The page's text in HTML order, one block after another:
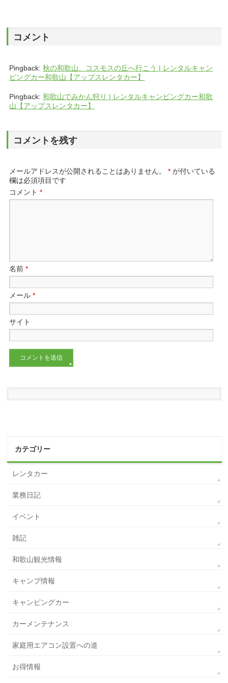
コメント
Pingback:秋の和歌山、コスモスの丘へ行こう | レンタルキャン
ピングカー和歌山【アップスレンタカー】
Pingback:和歌山でみかん狩り | レンタルキャンピングカー和歌
山【アップスレンタカー】
コメントを残す
メールアドレスが公開されることはありません。 * が付いている
欄は必須項目です
コメント*
名前*
メール*
サイト
カテゴリー
レンタカー
業務日記
イベント
雑記
和歌山観光情報
キャンプ情報
キャンピングカー
カーメンテナンス
家庭用エアコン設置への道
お得情報